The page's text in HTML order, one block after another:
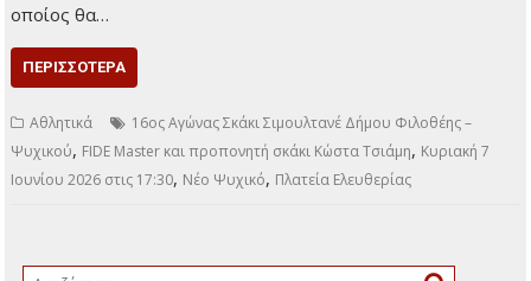
οποίος θα…
ΠΕΡΙΣΣΌΤΕΡΑ
Αθλητικά
16ος Αγώνας Σκάκι Σιμουλτανέ Δήμου Φιλοθέης –
Ψυχικού, FIDE Master και προπονητή σκάκι Κώστα Τσιάμη, Κυριακή 7
Ιουνίου 2026 στις 17:30, Νέο Ψυχικό, Πλατεία Ελευθερίας